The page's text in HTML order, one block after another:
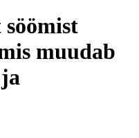
söömist
muudab